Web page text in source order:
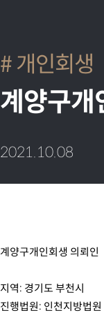
개인회생
계양구개
2021.10.08
계양구개인회생 의뢰인
지역: 경기도 부천시
진행법원: 인천지방법원